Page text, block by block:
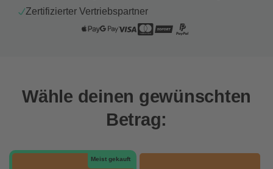
Zertifizierter Vertriebspartner
Wähle deinen gewünschten
Betrag:
Meist gekauft